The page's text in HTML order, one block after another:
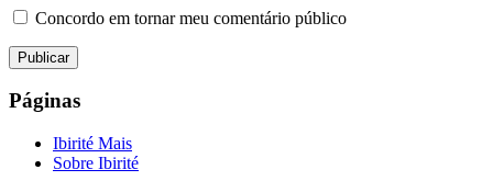
Concordo em tornar meu comentário público
Páginas
Ibirité Mais
Sobre Ibirité